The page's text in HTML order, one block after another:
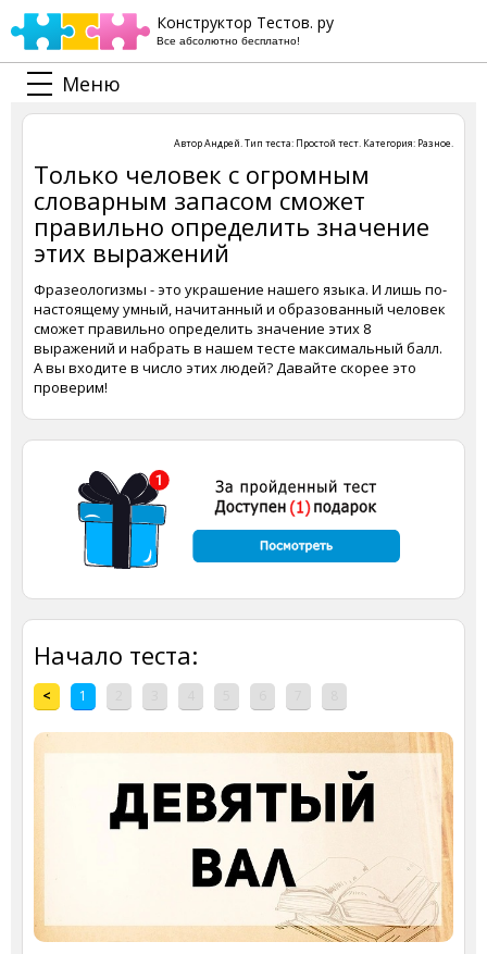
Конструктор Тестов. ру
Все абсолютно бесплатно!
Меню
АвторАндрей. Тип теста: Простой тест. Категория: Разное.
Только человек с огромным
словарным запасом сможет
правильно определить значение
этих выражений
Фразеологизмы - это украшение нашего языка. И лишь по-
настоящему умный, начитанный и образованный человек
сможет правильно определить значение этих 8
выражений и набрать в нашем тесте максимальный балл.
А вы входите в число этих людей? Давайте скорее это
проверим!
Начало теста:
< 1